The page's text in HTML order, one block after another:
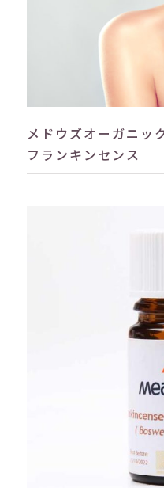
メドウズオーガニッ
フランキンセンス